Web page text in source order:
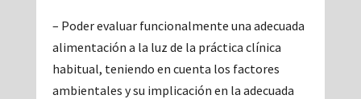
– Poder evaluar funcionalmente una adecuada
alimentación a la luz de la práctica clínica
habitual, teniendo en cuenta los factores
ambientales y su implicación en la adecuada